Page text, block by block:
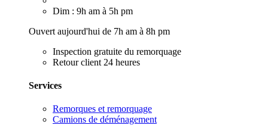
Dim : 9h am à 5h pm
Ouvert aujourd'hui de 7h am à 8h pm
Inspection gratuite du remorquage
Retour client 24 heures
Services
Remorques et remorquage
Camions de déménagement